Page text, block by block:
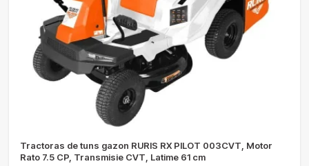
Tractoras de tuns gazon RURIS RX PILOT 003CVT, Motor
Rato 7.5 CP, Transmisie CVT, Latime 61 cm